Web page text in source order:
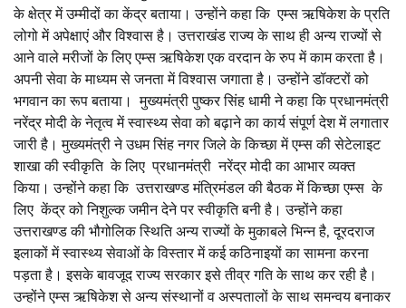
के क्षेत्र में उम्मीदों का केंद्र बताया। उन्होंने कहा कि एम्स ऋषिकेश के प्रति
लोगो में अपेक्षाएं और विश्वास है। उत्तराखंड राज्य के साथ ही अन्य राज्यों से
आने वाले मरीजों के लिए एम्स ऋषिकेश एक वरदान के रुप में काम करता है।
अपनी सेवा के माध्यम से जनता में विश्वास जगाता है। उन्होंने डॉक्टरों को
भगवान का रूप बताया। मुख्यमंत्री पुष्कर सिंह धामी ने कहा कि प्रधानमंत्री
नरेंद्र मोदी के नेतृत्व में स्वास्थ्य सेवा को बढ़ाने का कार्य संपूर्ण देश में लगातार
जारी है। मुख्यमंत्री ने उधम सिंह नगर जिले के किच्छा में एम्स की सेटेलाइट
शाखा की स्वीकृति के लिए प्रधानमंत्री नरेंद्र मोदी का आभार व्यक्त
किया। उन्होंने कहा कि उत्तराखण्ड मंत्रिमंडल की बैठक में किच्छा एम्स के
लिए केंद्र को निशुल्क जमीन देने पर स्वीकृति बनी है। उन्होंने कहा
उत्तराखण्ड की भौगोलिक स्थिति अन्य राज्यों के मुकाबले भिन्न है, दूरदराज
इलाकों में स्वास्थ्य सेवाओं के विस्तार में कई कठिनाइयों का सामना करना
पड़ता है। इसके बावजूद राज्य सरकार इसे तीव्र गति के साथ कर रही है।
उन्होंने एम्स ऋषिकेश से अन्य संस्थानों व अस्पतालों के साथ समन्वय बनाकर